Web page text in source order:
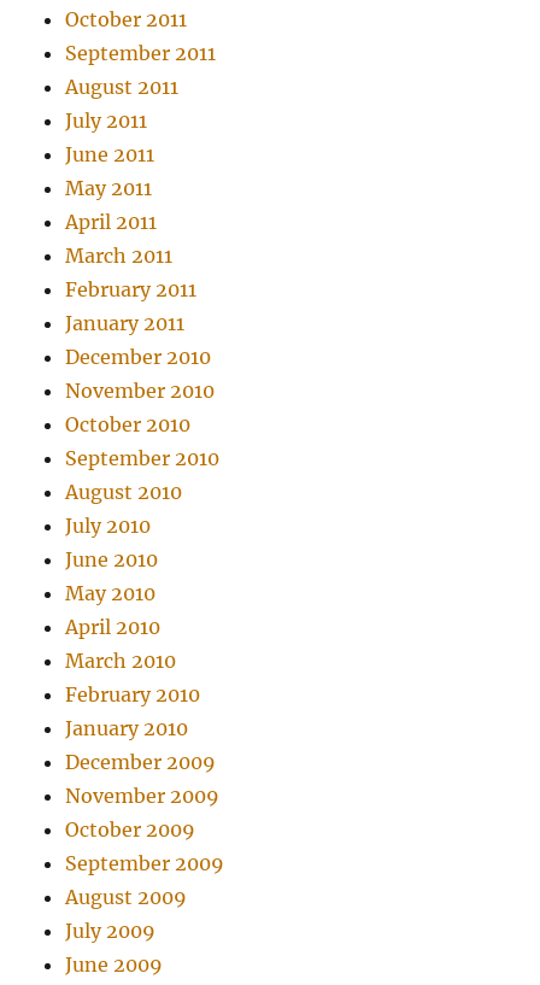
October 2011
September 2011
August 2011
July 2011
June 2011
May 2011
April 2011
March 2011
February 2011
January 2011
December 2010
November 2010
October 2010
September 2010
August 2010
July 2010
June 2010
May 2010
April 2010
March 2010
February 2010
January 2010
December 2009
November 2009
October 2009
September 2009
August 2009
July 2009
June 2009